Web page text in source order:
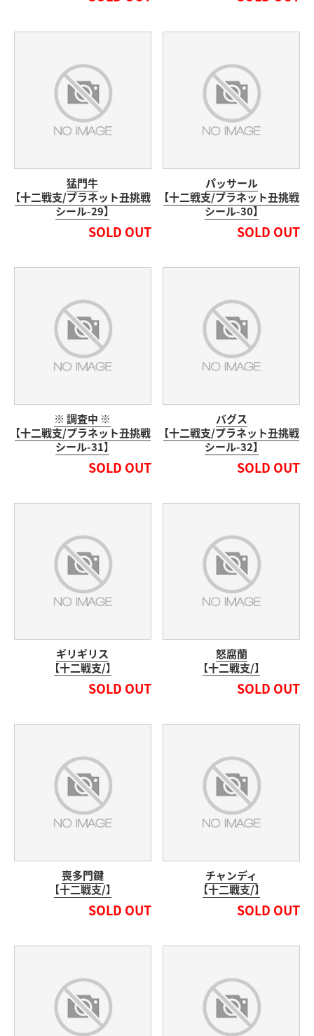
猛門牛
【十二戦支/プラネット丑挑戦
シール-29】
SOLD OUT
パッサール
【十二戦支/プラネット丑挑戦
シール-30】
SOLD OUT
※ 調査中 ※
【十二戦支/プラネット丑挑戦
シール-31】
SOLD OUT
バグス
【十二戦支/プラネット丑挑戦
シール-32】
SOLD OUT
ギリギリス
【十二戦支/】
SOLD OUT
怒腐蘭
【十二戦支/】
SOLD OUT
喪多門鍵
【十二戦支/】
SOLD OUT
チャンディ
【十二戦支/】
SOLD OUT